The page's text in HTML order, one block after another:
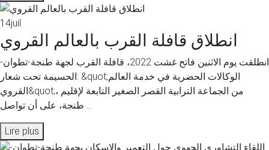
14juil
انطلاق قافلة القرب بالعالم القروي
انطلقت يوم الاثنين فاتح غشت 2022، قافلة القرب لجهة طنجة-تطوان-
الحسيمة تحت شعار: &quot;الوكالات الحضرية في خدمة العالم
القروي&quot;، من الجماعة الترابية القصر الصغير التابعة لإقليم
طنجة، على أن تواصل ...
Lire plus